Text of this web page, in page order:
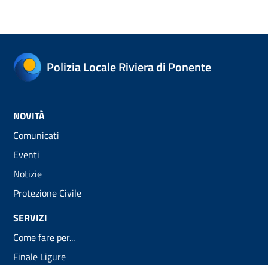
Polizia Locale Riviera di Ponente
NOVITÀ
Comunicati
Eventi
Notizie
Protezione Civile
SERVIZI
Come fare per...
Finale Ligure